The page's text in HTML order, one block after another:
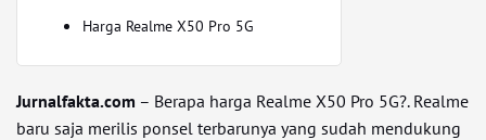
Harga Realme X50 Pro 5G
Jurnalfakta.com – Berapa harga Realme X50 Pro 5G?. Realme
baru saja merilis ponsel terbarunya yang sudah mendukung